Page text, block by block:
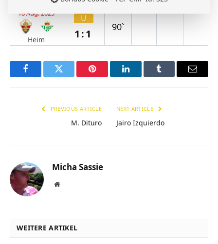
18 Aug. 2025
Heim
U
1:1
90`
FacebookTwitter Pinterest LinkedInTumblr Email
PREVIOUS ARTICLE
M. Dituro
NEXT ARTICLE
Jairo Izquierdo
Micha Sassie
Website
WEITERE ARTIKEL